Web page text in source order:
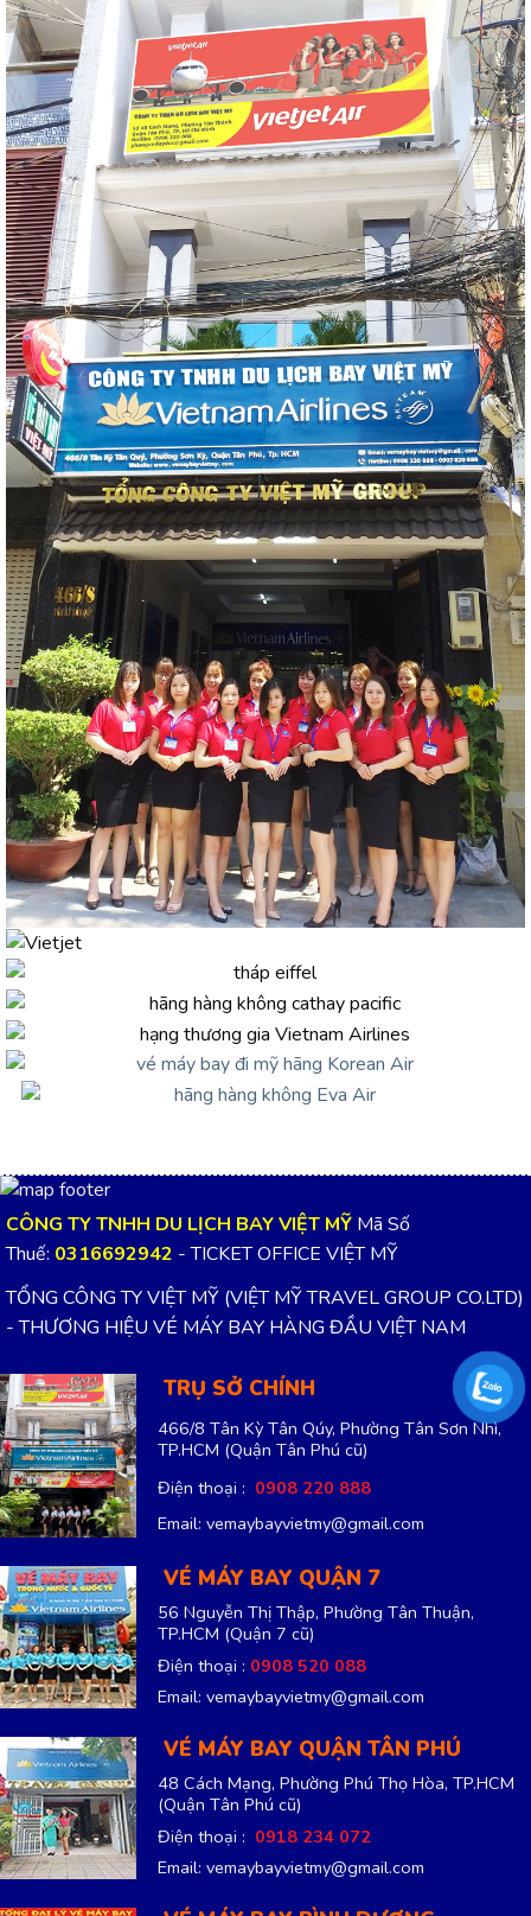
CÔNG TY TNHH DU LỊCH BAY VIỆT MỸ Mã Số
Thuế: 0316692942 - TICKET OFFICE VIỆT MỸ
TỔNG CÔNG TY VIỆT MỸ (VIỆT MỸ TRAVEL GROUP CO.LTD)
- THƯƠNG HIỆU VÉ MÁY BAY HÀNG ĐẦU VIỆT NAM
TRỤ SỞ CHÍNH
466/8 Tân Kỳ Tân Qúy, Phường Tân Sơn Nhì,
TP.HCM (Quận Tân Phú cũ)
Điện thoại : 0908 220 888
Email: vemaybayvietmy@gmail.com
VÉ MÁY BAY QUẬN 7
56 Nguyễn Thị Thập, Phường Tân Thuận,
TP.HCM (Quận 7 cũ)
Điện thoại : 0908 520 088
Email: vemaybayvietmy@gmail.com
VÉ MÁY BAY QUẬN TÂN PHÚ
48 Cách Mạng, Phường Phú Thọ Hòa, TP.HCM
(Quận Tân Phú cũ)
Điện thoại : 0918 234 072
Email: vemaybayvietmy@gmail.com